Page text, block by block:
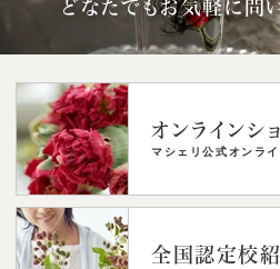
どなたでもお気軽に問
オンラインシ
マシェリ公式オンラ
全国認定校